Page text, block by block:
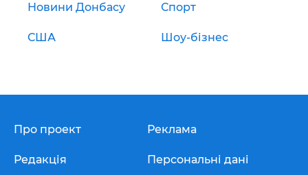
Новини Донбасу Спорт
США Шоу-бізнес
Про проект
Редакція
Реклама
Персональні дані